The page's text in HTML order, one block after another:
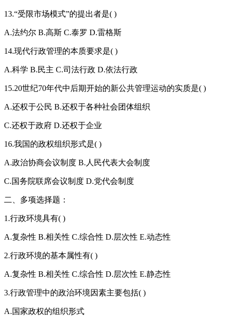
13.“受限市场模式”的提出者是( )
A.法约尔 B.高斯 C.泰罗 D.雷格斯
14.现代行政管理的本质要求是( )
A.科学 B.民主 C.司法行政 D.依法行政
15.20世纪70年代中后期开始的新公共管理运动的实质是( )
A.还权于公民 B.还权于各种社会团体组织
C.还权于政府 D.还权于企业
16.我国的政权组织形式是( )
A.政治协商会议制度 B.人民代表大会制度
C.国务院联席会议制度 D.党代会制度
二、多项选择题：
1.行政环境具有( )
A.复杂性 B.相关性 C.综合性 D.层次性 E.动态性
2.行政环境的基本属性有( )
A.复杂性 B.相关性 C.综合性 D.层次性 E.静态性
3.行政管理中的政治环境因素主要包括( )
A.国家政权的组织形式